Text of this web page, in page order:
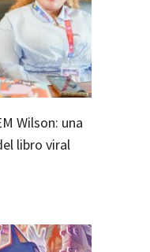
Wilson: una
libro viral